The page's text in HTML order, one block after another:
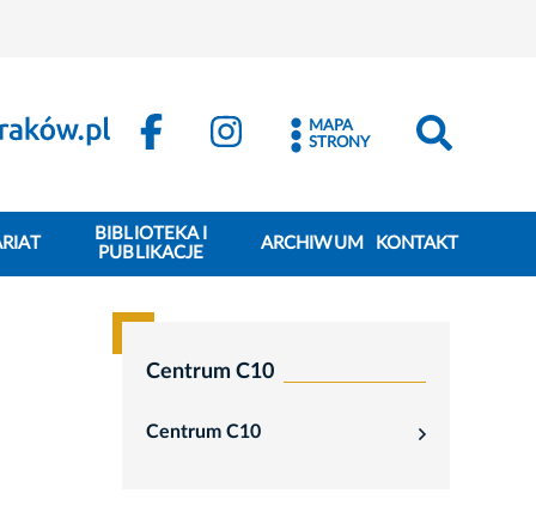
MAPA
STRONY
BIBLIOTEKA I
PUBLIKACJE
ARCHIWUM KONTAKT
Centrum C10
Centrum C10
rozwiń